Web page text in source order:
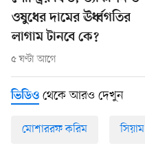
ওষুধের দামের ঊর্ধ্বগতির
লাগাম টানবে কে?
৫ ঘণ্টা আগে
ভিডিও থেকে আরও দেখুন
মোশাররফ করিম সিয়াম